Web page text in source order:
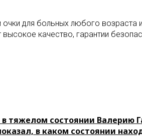
для больных любого
качество, гарантии
тяжелом состоянии Валерию
в каком состоянии